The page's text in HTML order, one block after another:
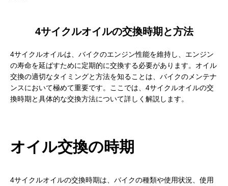
4サイクルオイルの交換時期と方法
4サイクルオイルは、バイクのエンジン性能を維持し、エンジン
の寿命を延ばすために定期的に交換する必要があります。オイル
交換の適切なタイミングと方法を知ることは、バイクのメンテナ
ンスにおいて極めて重要です。ここでは、4サイクルオイルの交
換時期と具体的な交換方法について詳しく解説します。
オイル交換の時期
4サイクルオイルの交換時期は、バイクの種類や使用状況、使用